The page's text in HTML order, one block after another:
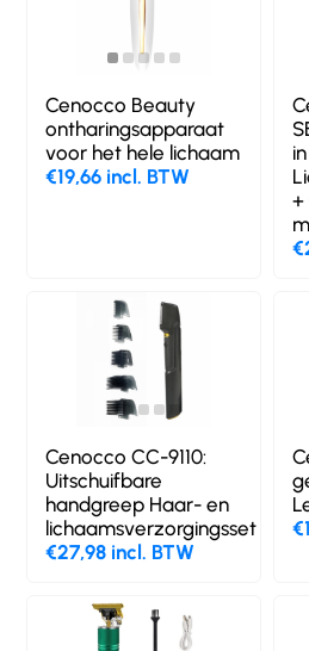
Cenocco Beauty
ontharingsapparaat
voor het hele lichaam
€19,66 incl. BTW
+
Cenocco CC-9110:
Uitschuifbare
handgreep Haar- en
lichaamsverzorgingsset
€27,98 incl. BTW